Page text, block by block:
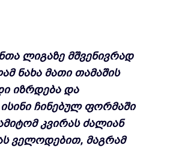
ლიგაზე მშვენივრად
ნახა მათი თამაშის
იზრდება და
ჩინებულ ფორმაში
კვირას ძალიან
ველოდებით, მაგრამ